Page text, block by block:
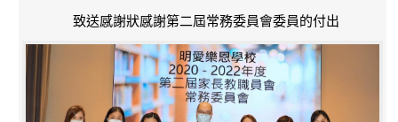
致送感謝狀感謝第二屆常務委員會委員的付出